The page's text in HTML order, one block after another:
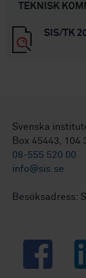
TEKNISK
SIS/TK
Svenska
Box 45443, 104
08-555 520 00
info@sis.se
Besöksadress:
Facebook